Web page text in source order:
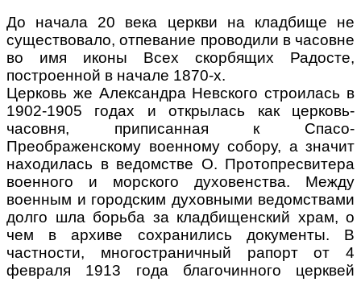
До начала 20 века церкви на кладбище не
существовало, отпевание проводили в часовне
во имя иконы Всех скорбящих Радосте,
построенной в начале 1870-х.
Церковь же Александра Невского строилась в
1902-1905 годах и открылась как церковь-
часовня, приписанная к Спасо-
Преображенскому военному собору, а значит
находилась в ведомстве О. Протопресвитера
военного и морского духовенства. Между
военным и городским духовными ведомствами
долго шла борьба за кладбищенский храм, о
чем в архиве сохранились документы. В
частности, многостраничный рапорт от 4
февраля 1913 года благочинного церквей